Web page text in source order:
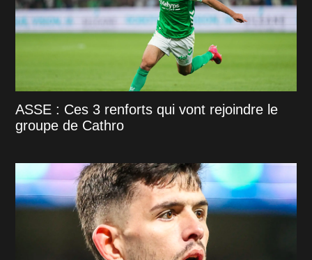
ASSE : Ces 3 renforts qui vont rejoindre le
groupe de Cathro